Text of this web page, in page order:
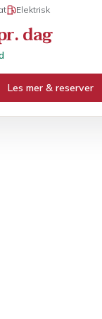
Elektrisk
dag
Les mer & reserver